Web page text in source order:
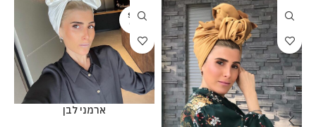
SOLD
OUT
ארמני לבן